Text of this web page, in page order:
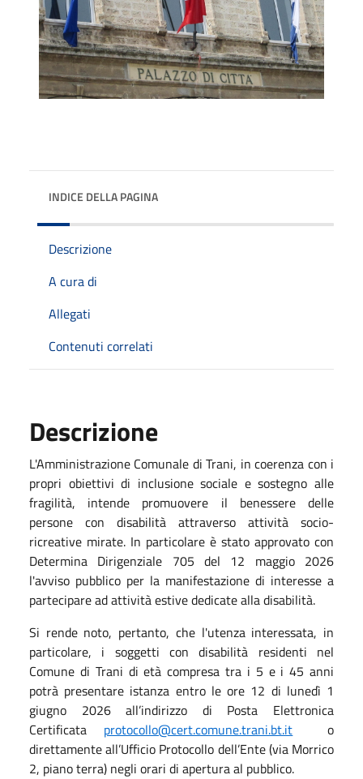
INDICE DELLA PAGINA
Descrizione
A cura di
Allegati
Contenuti correlati
Descrizione
L'Amministrazione Comunale di Trani, in coerenza con i
propri obiettivi di inclusione sociale e sostegno alle
fragilità, intende promuovere il benessere delle
persone con disabilità attraverso attività socio-
ricreative mirate. In particolare è stato approvato con
Determina Dirigenziale 705 del 12 maggio 2026
l'avviso pubblico per la manifestazione di interesse a
partecipare ad attività estive dedicate alla disabilità.
Si rende noto, pertanto, che l'utenza interessata, in
particolare, i soggetti con disabilità residenti nel
Comune di Trani di età compresa tra i 5 e i 45 anni
potrà presentare istanza entro le ore 12 di lunedì 1
giugno 2026 all’indirizzo di Posta Elettronica
Certificata protocollo@cert.comune.trani.bt.it o
direttamente all’Ufficio Protocollo dell’Ente (via Morrico
2, piano terra) negli orari di apertura al pubblico.